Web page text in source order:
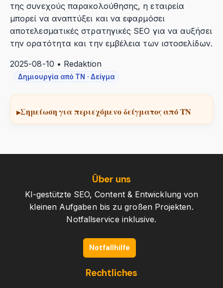
της συνεχούς παρακολούθησης, η εταιρεία
μπορεί να αναπτύξει και να εφαρμόσει
αποτελεσματικές στρατηγικές SEO για να αυξήσει
την ορατότητα και την εμβέλεια των ιστοσελίδων.
2025-08-10 • Redaktion
Δημιουργία από ΤΝ · Δείγμα
Σημείωση για περιεχόμενο δείγματος από ΤΝ
Über uns
KI-gestützte SEO, Content & Entwicklung von
kleinen Aufgaben bis zu großen Projekten.
Notfallservice inklusive.
Notfallhilfe
Rechtliches